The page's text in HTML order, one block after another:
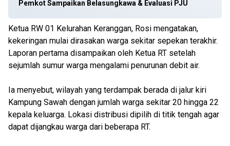
Pemkot Sampaikan Belasungkawa & Evaluasi PJU
Ketua RW 01 Kelurahan Keranggan, Rosi mengatakan,
kekeringan mulai dirasakan warga sekitar sepekan terakhir.
Laporan pertama disampaikan oleh Ketua RT setelah
sejumlah sumur warga mengalami penurunan debit air.
Ia menyebut, wilayah yang terdampak berada di jalur kiri
Kampung Sawah dengan jumlah warga sekitar 20 hingga 22
kepala keluarga. Lokasi distribusi dipilih di titik tengah agar
dapat dijangkau warga dari beberapa RT.